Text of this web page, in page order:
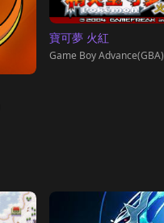
寶可夢 火紅
Game Boy Advance(GBA)